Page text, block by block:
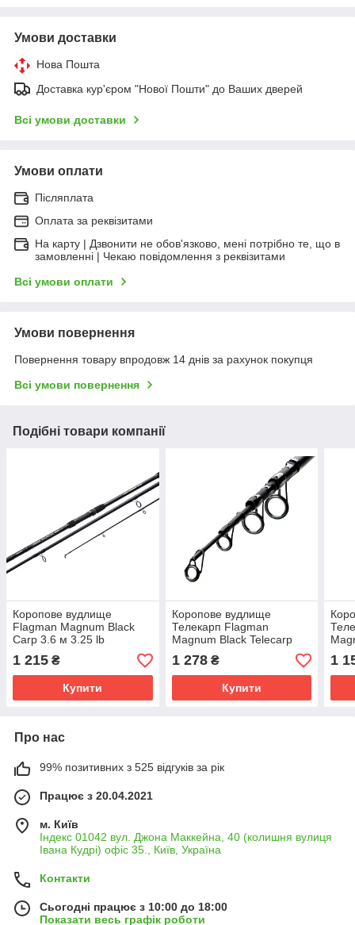
Умови доставки
Нова Пошта
Доставка кур'єром "Нової Пошти" до Ваших дверей
Всі умови доставки
Умови оплати
Післяплата
Оплата за реквізитами
На карту | Дзвонити не обов'язково, мені потрібно те, що в
замовленні | Чекаю повідомлення з реквізитами
Всі умови оплати
Умови повернення
Повернення товару впродовж 14 днів за рахунок покупця
Всі умови повернення
Подібні товари компанії
Коропове вудлище
Flagman Magnum Black
Carp 3.6 м 3.25 lb
Вудлище для лову коропа
флагман
1 215 ₴
Купити
Коропове вудлище
Телекарп Flagman
Magnum Black Telecarp
NGM 3.6 м 3.5 lb
Телескопічна вудка на
коропа
1 278₴
Купити
м
1
Про нас
99% позитивних з 525 відгуків за рік
Працює з 20.04.2021
м. Київ
Індекс 01042 вул. Джона Маккейна, 40 (колишня вулиця
Івана Кудрі) офіс 35., Київ, Україна
Контакти
Сьогодні працює з 10:00 до 18:00
Показати весь графік роботи